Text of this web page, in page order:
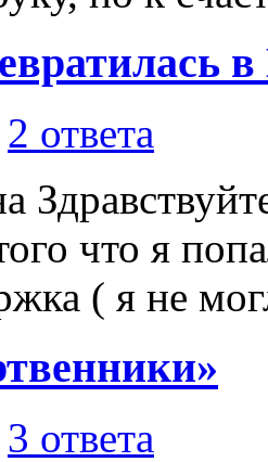
2 ответа
что я
( я не
3 ответа